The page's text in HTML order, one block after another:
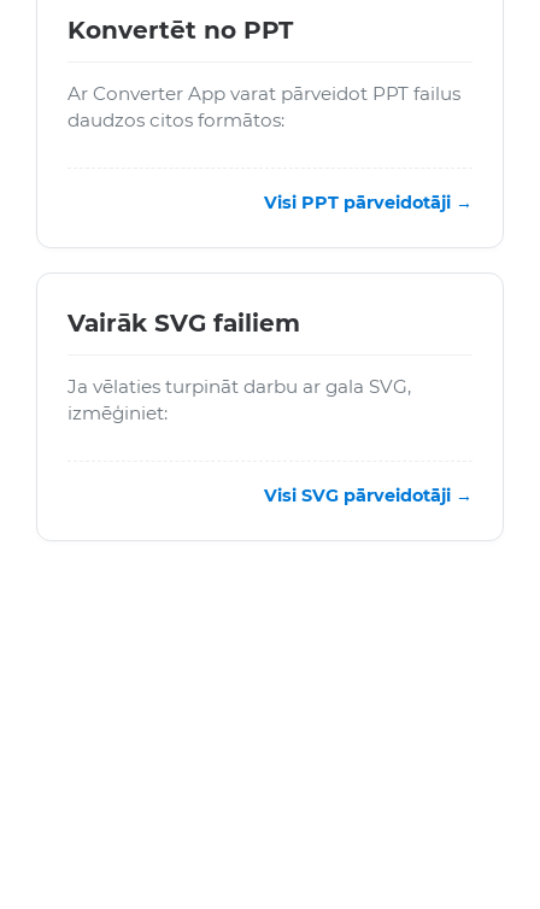
Konvertēt no PPT
Ar Converter App varat pārveidot PPT failus
daudzos citos formātos:
Visi PPT pārveidotāji →
Vairāk SVG failiem
Ja vēlaties turpināt darbu ar gala SVG,
izmēģiniet:
Visi SVG pārveidotāji →